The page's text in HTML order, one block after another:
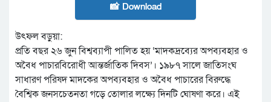
📸 Download
উৎফল বড়ুয়া:
প্রতি বছর ২৬ জুন বিশ্বব্যাপী পালিত হয় ‘মাদকদ্রব্যের অপব্যবহার ও
অবৈধ পাচারবিরোধী আন্তর্জাতিক দিবস’। ১৯৮৭ সালে জাতিসংঘ
সাধারণ পরিষদ মাদকের অপব্যবহার ও অবৈধ পাচারের বিরুদ্ধে
বৈশ্বিক জনসচেতনতা গড়ে তোলার লক্ষ্যে দিনটি ঘোষণা করে। এই